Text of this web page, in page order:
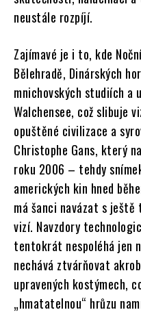
neustále rozpíjí.
Zajímavé je i to, kde
Bělehradě, Dinárských
mnichovských studiích a
Walchensee, což slibuje
opuštěné civilizace a
Christophe Gans, který
roku 2006 – tehdy
amerických kin hned
má šanci navázat s
vizí. Navzdory
tentokrát nespoléhá jen
nechává ztvárňovat
upravených kostýmech,
„hmatatelnou“ hrůzu